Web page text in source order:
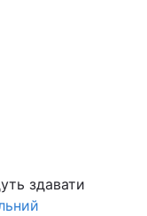
здавати